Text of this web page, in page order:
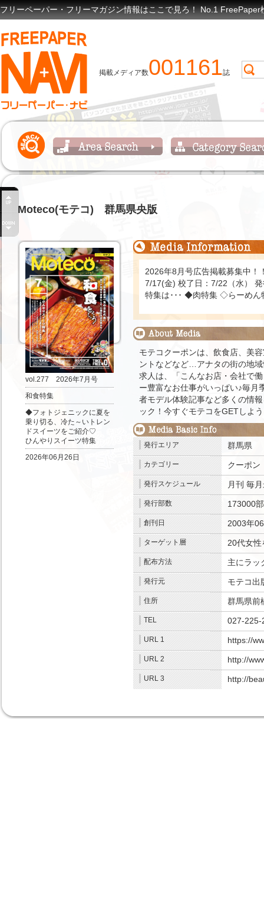
フリーペーパー・フリーマガジン情報はここで見ろ！ No.1
掲載メディア数001161誌
Moteco(モテコ) 群馬県央版
vol.277 2026年7月号
和食特集
◆フォトジェニックに夏を
乗り切る、冷た～いトレン
ドスイーツをご紹介♡
ひんやりスイーツ特集
2026年06月26日
2026年8月号広告掲載募集中！
7/17(金) 校了日：7/22（水）
特集は･･･ ◆肉特集 ◇らーめん
モテコクーポンは、飲食店、美
ントなどなど…アナタの街の地
求人は、「こんなお店・会社で
ー豊富なお仕事がいっぱい♪毎月
者モデル体験記事など多くの情
ック！今すぐモテコをGETしよ
発行エリア 群馬県
カテゴリー クーポン
発行スケジュール 月刊 毎
発行部数 173000部
創刊日 2003年
ターゲット層 20代女
配布方法 主にラッ
発行元 モテコ出
住所 群馬県前
TEL 027-225-
URL 1 https://
URL 2 http://
URL 3 http://